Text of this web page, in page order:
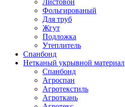
Листовой
Фольгированый
Для труб
Жгут
Подложка
Утеплитель
Спанбонд
Нетканый укрывной материал
Спанбонд
Агроспан
Агротекстиль
Агроткань